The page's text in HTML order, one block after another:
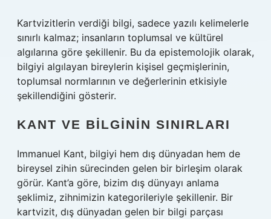
Kartvizitlerin verdiği bilgi, sadece yazılı kelimelerle
sınırlı kalmaz; insanların toplumsal ve kültürel
algılarına göre şekillenir. Bu da epistemolojik olarak,
bilgiyi algılayan bireylerin kişisel geçmişlerinin,
toplumsal normlarının ve değerlerinin etkisiyle
şekillendiğini gösterir.
KANT VE BILGININ SINIRLARI
Immanuel Kant, bilgiyi hem dış dünyadan hem de
bireysel zihin sürecinden gelen bir birleşim olarak
görür. Kant’a göre, bizim dış dünyayı anlama
şeklimiz, zihnimizin kategorileriyle şekillenir. Bir
kartvizit, dış dünyadan gelen bir bilgi parçası